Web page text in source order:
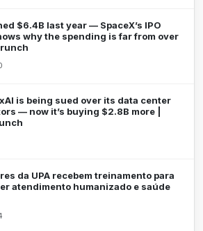
$6.4B last year — SpaceX’s IPO
why the spending is far from over
xAI is being sued over its data center
— now it’s buying $2.8B more |
da UPA recebem treinamento para
atendimento humanizado e saúde